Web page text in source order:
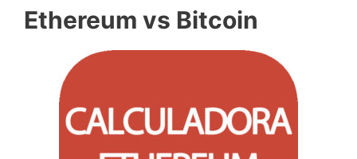
Ethereum vs Bitcoin